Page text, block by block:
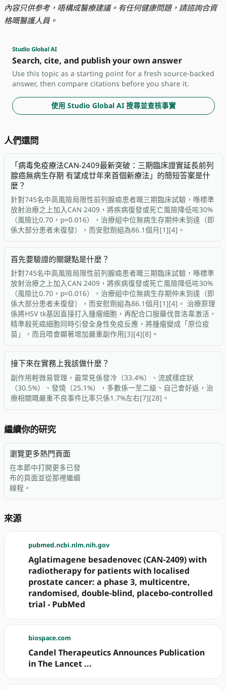
內容只供参考，唔構成醫療建議。有任何健康問題，請諮詢合資
格嘅醫護人員。
Studio Global AI
Search, cite, and publish your own answer
Use this topic as a starting point for a fresh source-backed
answer, then compare citations before you share it.
使用 Studio Global AI 搜尋並查核事實
人們還問
「病毒免疫療法CAN-2409最新突破：三期臨床證實延長前列
腺癌無病生存期 有望成廿年來首個新療法」的簡短答案是什
麼？
針對745名中高風險局限性前列腺癌患者嘅三期臨床試驗，喺標準
放射治療之上加入CAN 2409，將疾病復發或死亡風險降低咗30%
（風險比0.70，p=0.016），治療組中位無病生存期仲未到達（即
係大部分患者未復發），而安慰劑組為86.1個月[1][4]。
首先要驗證的關鍵點是什麼？
針對745名中高風險局限性前列腺癌患者嘅三期臨床試驗，喺標準
放射治療之上加入CAN 2409，將疾病復發或死亡風險降低咗30%
（風險比0.70，p=0.016），治療組中位無病生存期仲未到達（即
係大部分患者未復發），而安慰劑組為86.1個月[1][4]。 治療原理
係將HSV tk基因直接打入腫瘤細胞，再配合口服藥伐昔洛韋激活，
精準殺死癌細胞同時引發全身性免疫反應，將腫瘤變成「原位疫
苗」，而且唔會顯著增加嚴重副作用[3][4][8]。
接下來在實務上我該做什麼？
副作用輕微易管理，最常見係發冷（33.4%）、流感樣症狀
（30.5%）、發燒（25.1%），多數係一至二級、自己會好返，治
療相關嘅嚴重不良事件比率只係1.7%左右[7][28]。
繼續你的研究
瀏覽更多熱門頁面
在本節中打開更多已發
布的頁面並從那裡繼續
線程。
來源
pubmed.ncbi.nlm.nih.gov
Aglatimagene besadenovec (CAN-2409) with
radiotherapy for patients with localised
prostate cancer: a phase 3, multicentre,
randomised, double-blind, placebo-controlled
trial - PubMed
biospace.com
Candel Therapeutics Announces Publication
in The Lancet ...